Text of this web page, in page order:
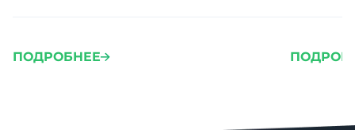
ПОДРОБНЕЕ
проблем